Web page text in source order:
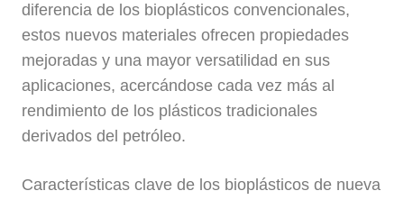
diferencia de los bioplásticos convencionales,
estos nuevos materiales ofrecen propiedades
mejoradas y una mayor versatilidad en sus
aplicaciones, acercándose cada vez más al
rendimiento de los plásticos tradicionales
derivados del petróleo.
Características clave de los bioplásticos de nueva